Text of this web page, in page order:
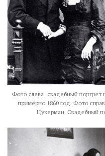
Фото слева: свадебный
примерно 1860 год. Фото
Цукерман. Свадебный